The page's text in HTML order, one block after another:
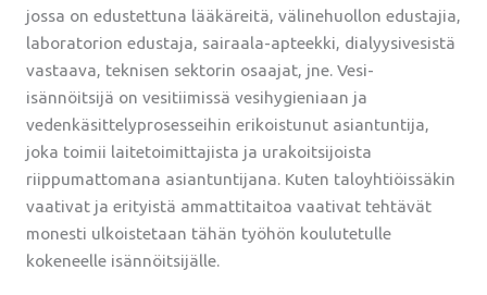
jossa on edustettuna lääkäreitä, välinehuollon edustajia,
laboratorion edustaja, sairaala-apteekki, dialyysivesistä
vastaava, teknisen sektorin osaajat, jne. Vesi-
isännöitsijä on vesitiimissä vesihygieniaan ja
vedenkäsittelyprosesseihin erikoistunut asiantuntija,
joka toimii laitetoimittajista ja urakoitsijoista
riippumattomana asiantuntijana. Kuten taloyhtiöissäkin
vaativat ja erityistä ammattitaitoa vaativat tehtävät
monesti ulkoistetaan tähän työhön koulutetulle
kokeneelle isännöitsijälle.